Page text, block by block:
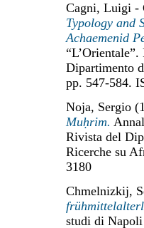
Cagni, Luigi -
Typology and
Achaemenid
Dipartimento
pp. 547-584.
Noja, Sergio
Muḥrim.
Rivista del
Ricerche su
3180
Chmelnizkij,
studi di